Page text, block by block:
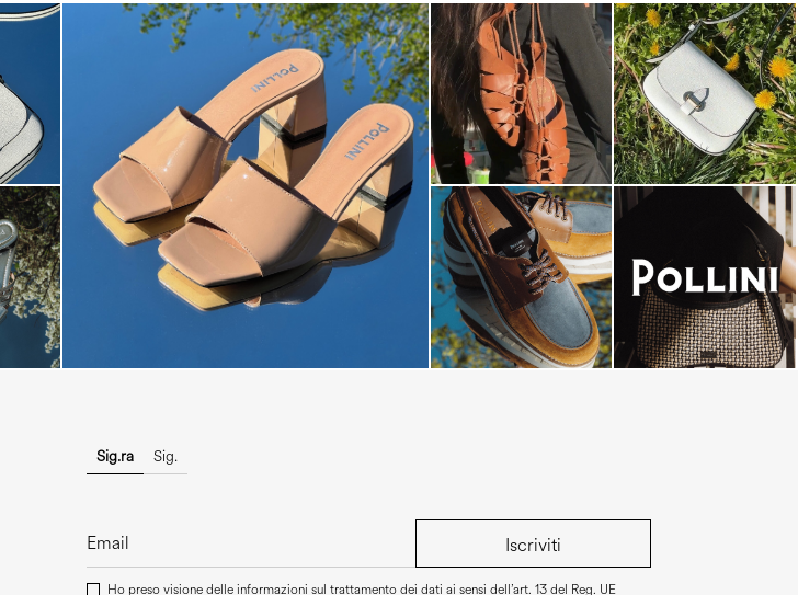
The most-wanted mules and sandals are now on
sale. ...
Sig.ra Sig.
Iscriviti
Ho preso visione delle informazioni sul trattamento dei dati ai sensi dell’art. 13 del Reg. UE